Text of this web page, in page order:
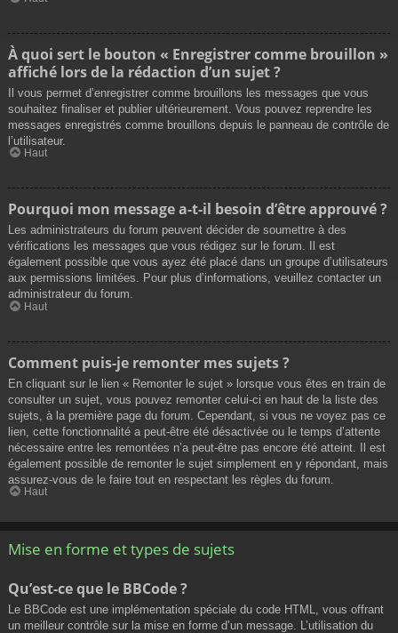
À quoi sert le bouton « Enregistrer comme brouillon »
affiché lors de la rédaction d’un sujet ?
Il vous permet d’enregistrer comme brouillons les messages que vous
souhaitez finaliser et publier ultérieurement. Vous pouvez reprendre les
messages enregistrés comme brouillons depuis le panneau de contrôle de
l’utilisateur.
Haut
Pourquoi mon message a-t-il besoin d’être approuvé ?
Les administrateurs du forum peuvent décider de soumettre à des
vérifications les messages que vous rédigez sur le forum. Il est
également possible que vous ayez été placé dans un groupe d’utilisateurs
aux permissions limitées. Pour plus d’informations, veuillez contacter un
administrateur du forum.
Haut
Comment puis-je remonter mes sujets ?
En cliquant sur le lien « Remonter le sujet » lorsque vous êtes en train de
consulter un sujet, vous pouvez remonter celui-ci en haut de la liste des
sujets, à la première page du forum. Cependant, si vous ne voyez pas ce
lien, cette fonctionnalité a peut-être été désactivée ou le temps d’attente
nécessaire entre les remontées n’a peut-être pas encore été atteint. Il est
également possible de remonter le sujet simplement en y répondant, mais
assurez-vous de le faire tout en respectant les règles du forum.
Haut
Mise en forme et types de sujets
Qu’est-ce que le BBCode ?
Le BBCode est une implémentation spéciale du code HTML, vous offrant
un meilleur contrôle sur la mise en forme d’un message. L’utilisation du